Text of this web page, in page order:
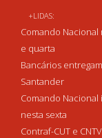
+LIDAS:
Comando
e quarta
Bancários
Santander
Comando Nacional
nesta sexta
Contraf-CUT e